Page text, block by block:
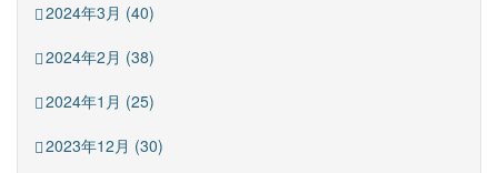
2024年3月 (40)
2024年2月 (38)
2024年1月 (25)
2023年12月 (30)